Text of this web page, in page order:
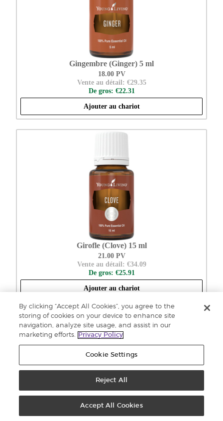
Gingembre (Ginger) 5 ml
18.00 PV
Vente au détail: €29.35
De gros: €22.31
Ajouter au chariot
Girofle (Clove) 15 ml
21.00 PV
Vente au détail: €34.09
De gros: €25.91
Ajouter au chariot
By clicking “Accept All Cookies”, you agree to the
storing of cookies on your device to enhance site
navigation, analyze site usage, and assist in our
marketing efforts.
Privacy Policy
Cookie Settings
Reject All
Accept All Cookies